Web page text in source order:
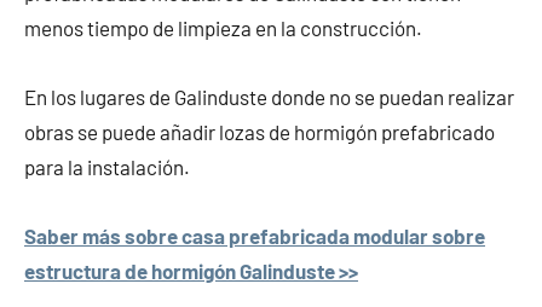
menos tiempo de limpieza en la construcción.
En los lugares de Galinduste donde no se puedan realizar
obras se puede añadir lozas de hormigón prefabricado
para la instalación.
Saber más sobre casa prefabricada modular sobre
estructura de hormigón Galinduste >>